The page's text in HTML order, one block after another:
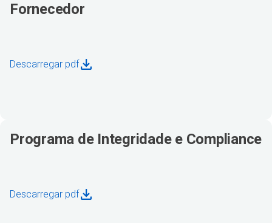
Fornecedor
Descarregar pdf
Programa de Integridade e Compliance
Descarregar pdf